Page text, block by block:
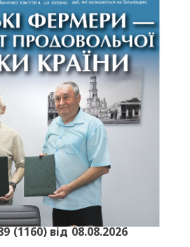
(1160) від 08.08.2026